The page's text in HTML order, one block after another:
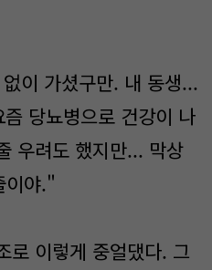
이 가셨구만. 내 동생...
당뇨병으로 건강이 나
우려도 했지만... 막상
이야."
로 이렇게 중얼댔다. 그